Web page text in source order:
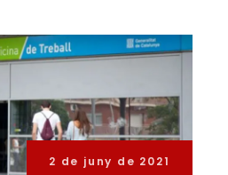
2 de juny de 2021